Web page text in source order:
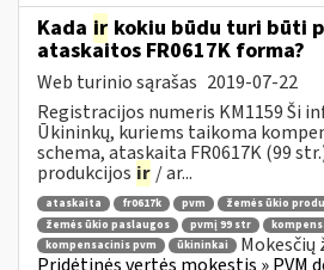
Kada ir kokiu būdu turi būti
ataskaitos FR0617K forma?
Web turinio sąrašas 2019-07-22
Registracijos numeris KM1159 Ši
Ūkininkų, kuriems taikoma
schema, ataskaita FR0617K (99
produkcijos ir / ar...
ataskaita fr0617k pvm
žemės ūkio
žemės ūkio paslaugos
pvmį 99 str
kompensacinis pvm
ūkininkai